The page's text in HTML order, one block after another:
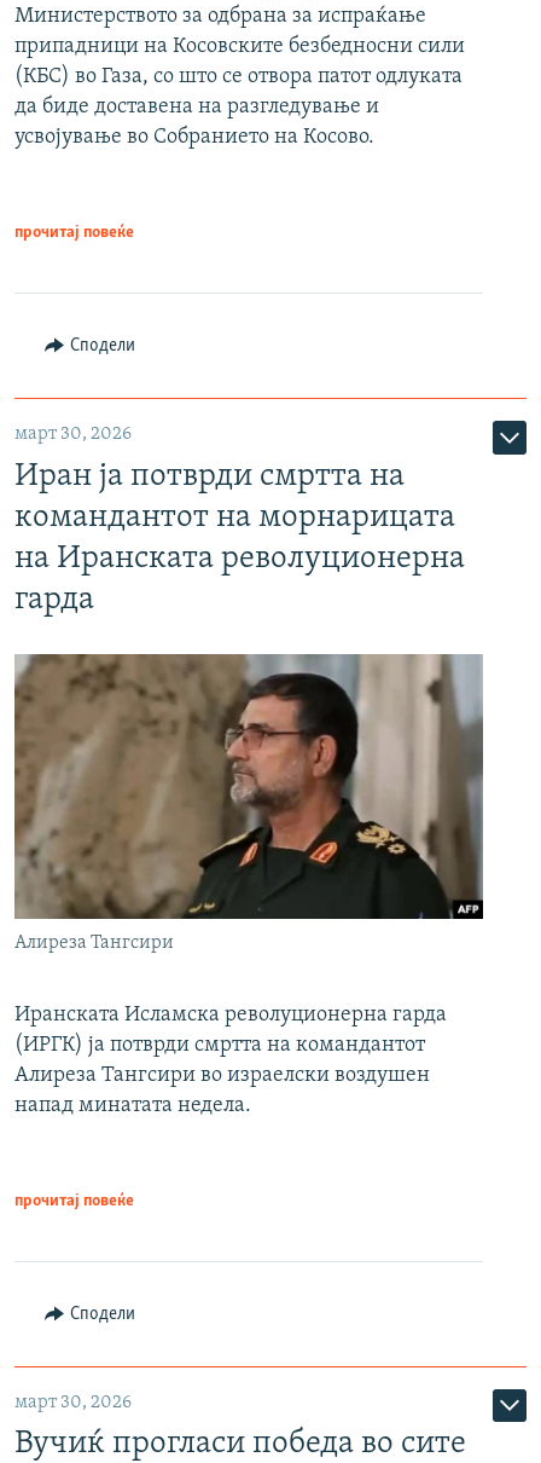
Министерството за одбрана за испраќање
припадници на Косовските безбедносни сили
(КБС) во Газа, со што се отвора патот одлуката
да биде доставена на разгледување и
усвојување во Собранието на Косово.
прочитај повеќе
Сподели
март 30, 2026
Иран ја потврди смртта на
командантот на морнарицата
на Иранската револуционерна
гарда
Алиреза Тангсири
Иранската Исламска револуционерна гарда
(ИРГК) ја потврди смртта на командантот
Алиреза Тангсири во израелски воздушен
напад минатата недела.
прочитај повеќе
Сподели
март 30, 2026
Вучиќ прогласи победа во сите